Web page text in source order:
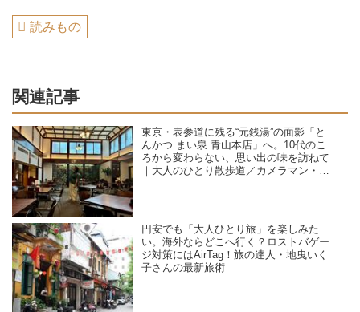
読みもの
関連記事
東京・表参道に残る“元銭湯”の面影「と
んかつ まい泉 青山本店」へ。10代のこ
ろから変わらない、思い出の味を訪ねて
｜大人のひとり散歩道／カメラマン・石
円安でも「大人ひとり旅」を楽しみた
い。海外ならどこへ行く？ロストバゲー
ジ対策にはAirTag！旅の達人・地曳いく
子さんの最新旅術